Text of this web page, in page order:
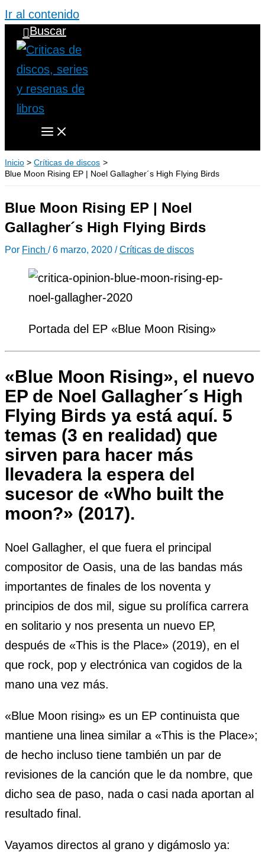
Ir al contenido
Buscar
Inicio
Críticas de discos
Blue Moon Rising EP | Noel Gallagher´s High Flying Birds
Blue Moon Rising EP | Noel
Gallagher´s High Flying Birds
Por Finch /6 marzo, 2020 /Críticas de discos
Portada del EP «Blue Moon Rising»
«Blue Moon Rising», el nuevo
EP de Noel Gallagher´s High
Flying Birds ya está aquí. 5
temas (3 en realidad) que
sirven para hacer más
llevadera la espera del
sucesor de «Who built the
moon?» (2017).
Noel Gallagher, el que fuera el principal
compositor de Oasis, una de las bandas más
importantes de finales de los noventa y
principios de dos mil, sigue su prolífica carrera
en solitario y nos presenta un nuevo EP,
después de «This is the Place» (2019), en el
que rock, pop y electrónica van cogidos de la
mano una vez más.
«Blue Moon rising» es un EP continuista que
mantiene una linea similar a «This is the Place»;
de hecho incluso tiene también un par de
revisiones de la canción que le da nombre, que
dicho sea de paso, nada o casi nada aportan al
resultado final.
Vayamos directos al grano y digámoslo ya: